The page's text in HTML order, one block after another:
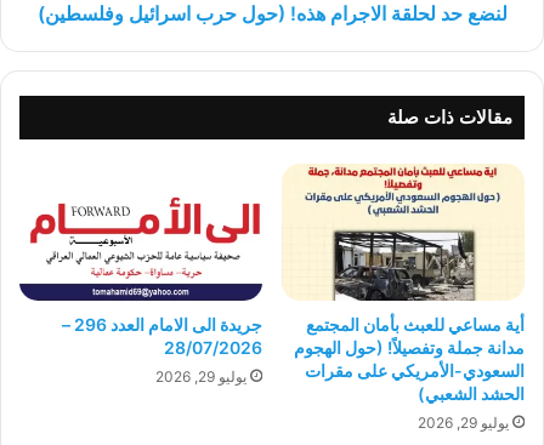
لنضع حد لحلقة الاجرام هذه! (حول حرب اسرائيل وفلسطين)
مقالات ذات صلة
أية مساعي للعبث بأمان المجتمع
مدانة جملة وتفصيلاً! (حول الهجوم
السعودي-الأمريكي على مقرات
الحشد الشعبي)
يوليو 29, 2026
جريدة الى الامام العدد 296 –
28/07/2026
يوليو 29, 2026